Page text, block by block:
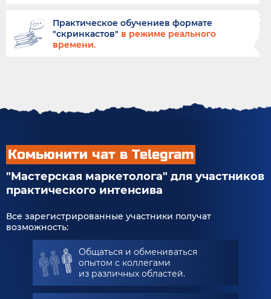
Практическое обучениев формате
"скринкастов" в режиме реального
времени.
Комьюнити чат в Telegram
"Мастерская маркетолога" для участников
практического интенсива
Все зарегистрированные участники получат
возможность:
Общаться и обмениваться
опытом с коллегами
из различных областей.